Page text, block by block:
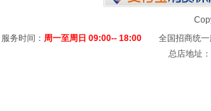
服务时间： 周一至周日 09:00-- 18:00全国招商统一
总店地址